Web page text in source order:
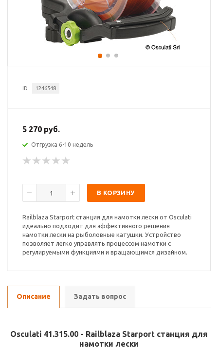
ID 1246548
5 270 руб.
Отгрузка 6-10 недель
В КОРЗИНУ
Railblaza Starport станция для намотки лески от Osculati
идеально подходит для эффективного решения
намотки лески на рыболовные катушки. Устройство
позволяет легко управлять процессом намотки с
регулируемыми функциями и вращающимся дизайном.
Описание Задать вопрос
Osculati 41.315.00 - Railblaza Starport станция для
намотки лески